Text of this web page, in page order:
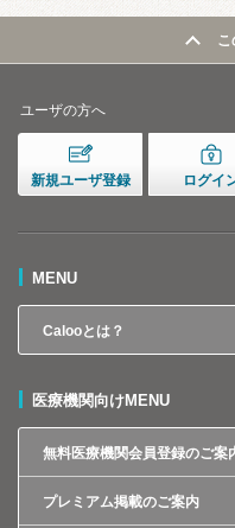
こ
ユーザの方へ
新規ユーザ登録 ログイ
MENU
Calooとは？
医療機関向けMENU
無料医療機関会員登録のご案
プレミアム掲載のご案内